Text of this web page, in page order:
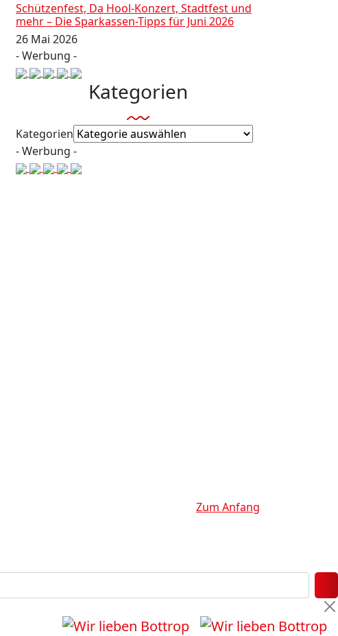
Schützenfest, Da Hool-Konzert, Stadtfest und
mehr – Die Sparkassen-Tipps für Juni 2026
26 Mai 2026
- Werbung -
Kategorien
Kategorien
- Werbung -
Zum Anfang